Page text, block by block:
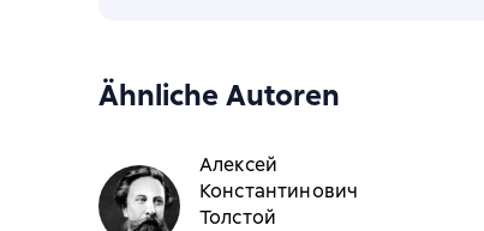
Ähnliche Autoren
Алексей
Константинович
Толстой